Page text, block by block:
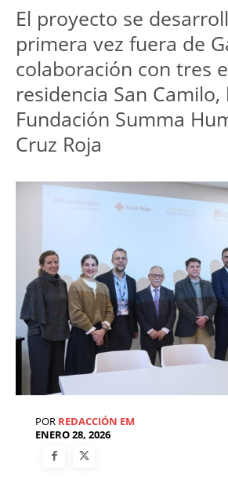
El proyecto se
primera vez fuera de
colaboración con tres
residencia San Camilo,
Fundación Summa
Cruz Roja
POR REDACCIÓN EM
ENERO 28, 2026